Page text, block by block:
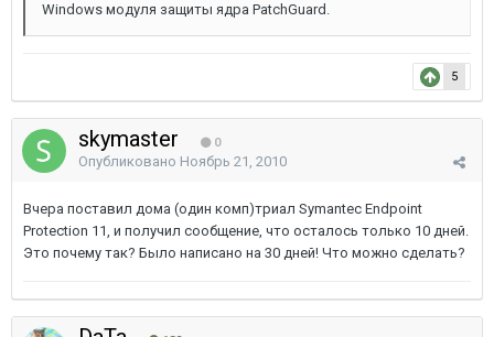
Windows модуля защиты ядра PatchGuard.
5
skymaster 0
Опубликовано Ноябрь 21, 2010
Вчера поставил дома (один комп)триал Symantec Endpoint
Protection 11, и получил сообщение, что осталось только 10 дней.
Это почему так? Было написано на 30 дней! Что можно сделать?